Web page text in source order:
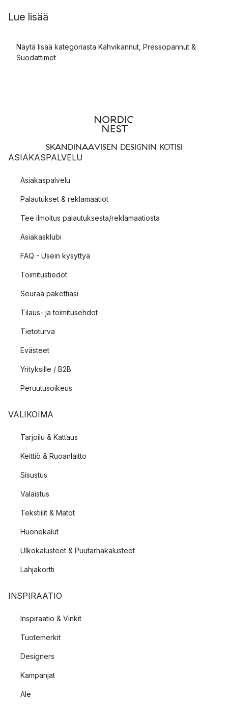
Lue lisää
Näytä lisää kategoriasta Kahvikannut, Pressopannut &
Suodattimet
SKANDINAAVISEN DESIGNIN KOTISI
ASIAKASPALVELU
Asiakaspalvelu
Palautukset & reklamaatiot
Tee ilmoitus palautuksesta/reklamaatiosta
Asiakasklubi
FAQ - Usein kysyttyä
Toimitustiedot
Seuraa pakettiasi
Tilaus- ja toimitusehdot
Tietoturva
Evästeet
Yrityksille / B2B
Peruutusoikeus
VALIKOIMA
Tarjoilu & Kattaus
Keittiö & Ruoanlaitto
Sisustus
Valaistus
Tekstiilit & Matot
Huonekalut
Ulkokalusteet & Puutarhakalusteet
Lahjakortti
INSPIRAATIO
Inspiraatio & Vinkit
Tuotemerkit
Designers
Kampanjat
Ale